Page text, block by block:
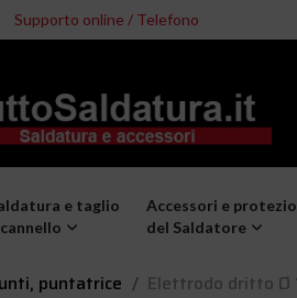
Supporto online / Telefono
e taglio
Accessori e
del Saldatore
puntatrice Elettrodo dritto Ø